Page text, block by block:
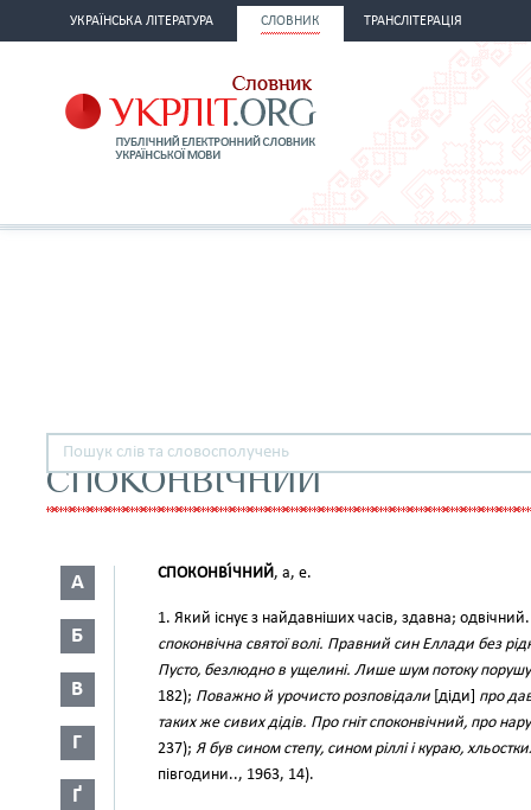
УКРАЇНСЬКА ЛІТЕРАТУРА СЛОВНИК ТРАНСЛІТЕРАЦІЯ
СПОКОНВІЧНИЙ
А
Б
В
Г
Ґ
СПОКОНВІ́ЧНИЙ, а, е.
1. Який існує з найдавніших часів, здавна;
споконвічна святої волі. Правний син Еллади без
Пусто, безлюдно в ущелині. Лише шум потоку
182); Поважно й урочисто розповідали [діди] про
таких же сивих дідів. Про гніт споконвічний, про
237); Я був сином степу, сином ріллі і кураю,
півгодини.., 1963, 14).